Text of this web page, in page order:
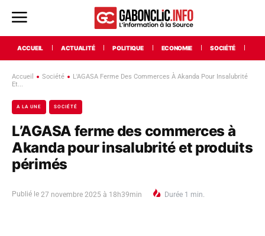
ACCUEIL ACTUALITÉ POLITIQUE ECONOMIE SOCIÉTÉ
Accueil Société
L'AGASA Ferme Des Commerces À Akanda Pour Insalubrité
Et...
A LA UNE SOCIÉTÉ
L’AGASA ferme des commerces à
Akanda pour insalubrité et produits
périmés
Publié le 27 novembre 2025 à 18h39min Durée 1 min.